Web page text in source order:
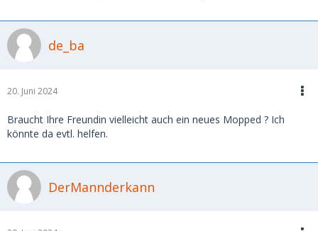
de_ba
20. Juni 2024
Braucht Ihre Freundin vielleicht auch ein neues Mopped ? Ich
könnte da evtl. helfen.
DerMannderkann